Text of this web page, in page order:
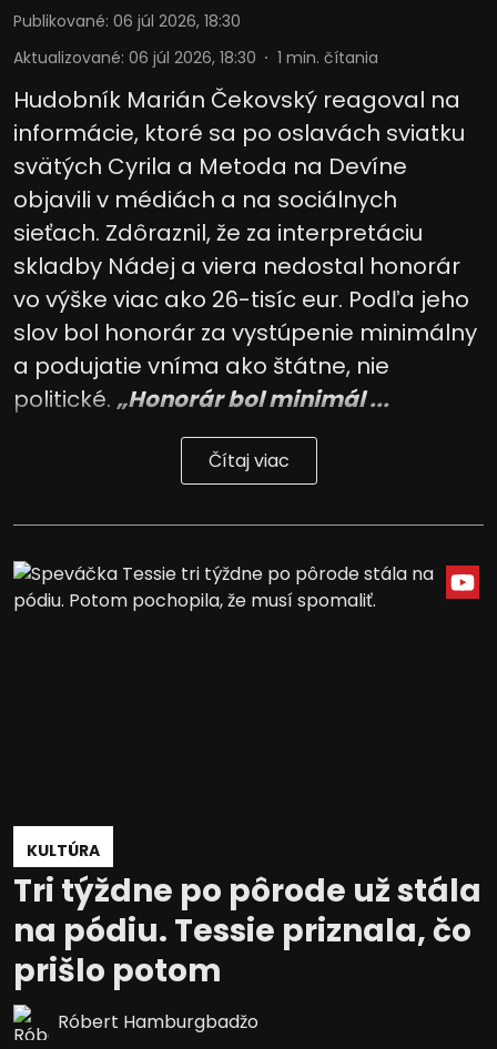
Publikované: 06 júl 2026, 18:30
Aktualizované: 06 júl 2026, 18:30 1 min. čítania
Hudobník Marián Čekovský reagoval na
informácie, ktoré sa po oslavách sviatku
svätých Cyrila a Metoda na Devíne
objavili v médiách a na sociálnych
sieťach. Zdôraznil, že za interpretáciu
skladby Nádej a viera nedostal honorár
vo výške viac ako 26-tisíc eur. Podľa jeho
slov bol honorár za vystúpenie minimálny
a podujatie vníma ako štátne, nie
politické. „Honorár bol minimál ...
Čítaj viac
KULTÚRA
Tri týždne po pôrode už stála
na pódiu. Tessie priznala, čo
prišlo potom
Róbert Hamburgbadžo